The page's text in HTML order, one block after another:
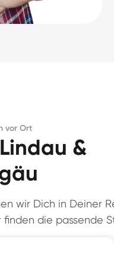
vor Ort
&
wir Dich in Deiner
finden die passende